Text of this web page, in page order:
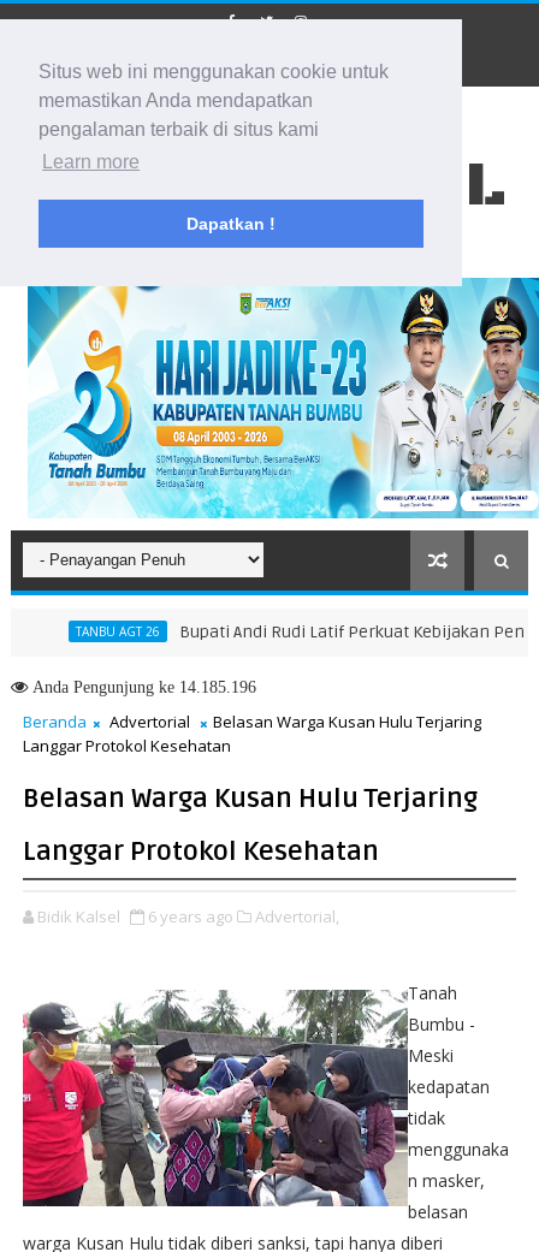
Situs web ini menggunakan cookie untuk
memastikan Anda mendapatkan
pengalaman terbaik di situs kami
Learn more
Dapatkan !
BIDIK KALSEL
Membidik Ke Segala Arah
TANBU AGT 26 Bupati Andi Rudi Latif Perkuat Kebijakan
AndaPengunjung ke 14.185.196
Beranda Advertorial
Belasan Warga Kusan Hulu Terjaring
Langgar Protokol Kesehatan
Belasan Warga Kusan Hulu Terjaring
Langgar Protokol Kesehatan
Bidik Kalsel 6 years ago Advertorial,
Tanah
Bumbu -
Meski
kedapatan
tidak
menggunaka
n masker,
belasan
warga Kusan Hulu tidak diberi sanksi, tapi hanya diberi